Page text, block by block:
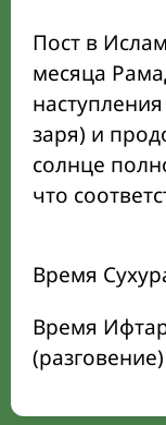
Пост в
месяца
заря) и
солнце
что
Время
Время
(разговение)